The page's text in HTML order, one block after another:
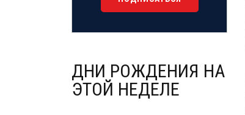
ДНИ РОЖДЕНИЯ НА
ЭТОЙ НЕДЕЛЕ